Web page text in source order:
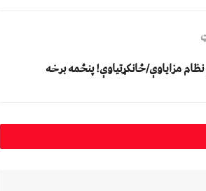
مزایاوې/ځانکړتیاوې! پنځمه برخه